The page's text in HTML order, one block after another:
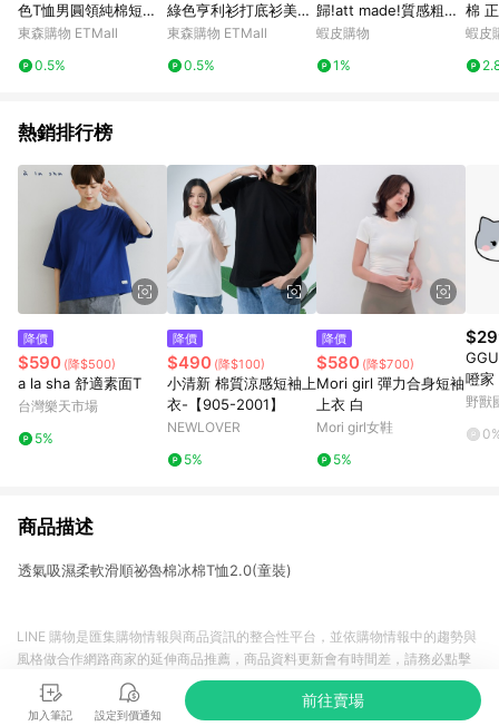
色T恤男圓領純棉短袖T
恤精梳棉男女不透打底
東森購物 ETMall
0.5%
綠色亨利衫打底衫美式
春秋季圓領開領上衣
東森購物 ETMall
0.5%
歸!att made!質感粗針
毛線衣(短/長)
蝦皮購物
1%
棉
碼衣服 五分袖
服飾
蝦皮
熱銷排行榜
降價
$590 (降$500)
a la sha 舒適素面T
台灣樂天市場
5%
降價
$490 (降$100)
小清新 棉質涼感短袖上
衣-【905-2001】
NEWLOVER
5%
降價
$580 (降$700)
Mori girl 彈力合身短袖
上衣 白
Mori girl女鞋
5%
噔家
2款)
野獸
商品描述
透氣吸濕柔軟滑順祕魯棉冰棉T恤2.0(童裝)
加入筆記 設定到價通知
前往賣場
LINE 購物是匯集購物情報與商品資訊的整合性平台，並依購物情報中的趨勢與
風格做合作網路商家的延伸商品推薦，商品資料更新會有時間差，請務必點擊
商品至各合作網路商家，確認現售價與購物條件，一切資訊以合作廠商網頁為
準。